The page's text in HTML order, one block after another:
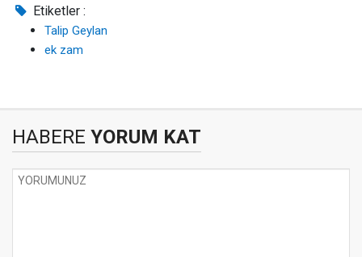
Etiketler :
Talip Geylan
ek zam
HABERE YORUM KAT